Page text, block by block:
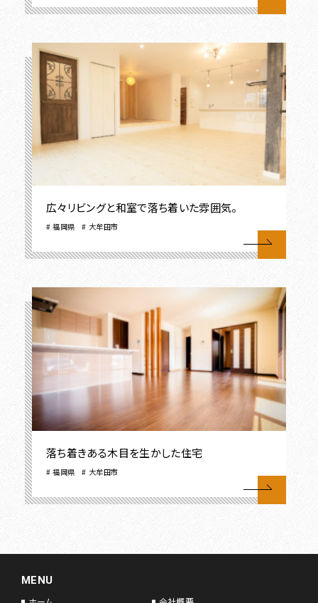
広々リビングと和室で落ち着いた雰囲気。
福岡県 大牟田市
落ち着きある木目を生かした住宅
福岡県 大牟田市
MENU